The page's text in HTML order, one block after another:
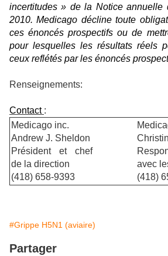
incertitudes » de la Notice annuelle
2010. Medicago décline toute
ces énoncés prospectifs ou de
pour lesquelles les résultats réels
ceux reflétés par les énoncés
Renseignements:
Contact :
Medicago inc.
Andrew J. Sheldon
Président et chef
de la direction
(418) 658-9393
avec
(418)
#Grippe H5N1 (aviaire)
Partager